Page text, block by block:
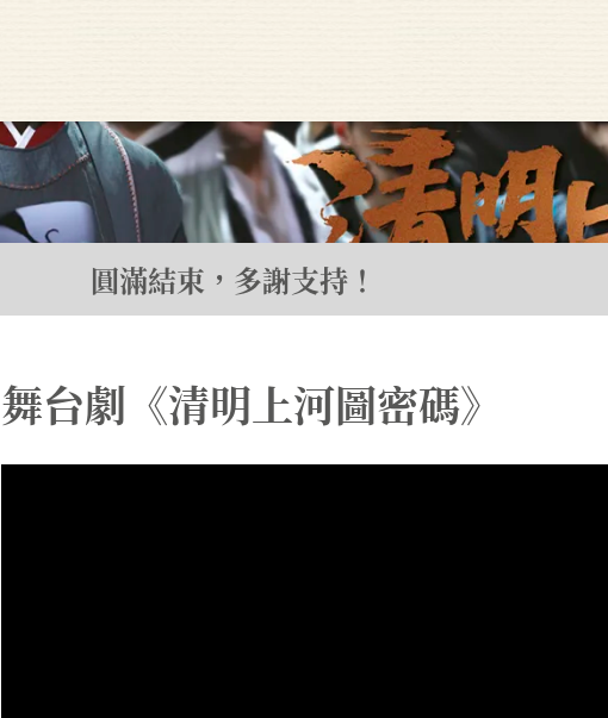
舞台劇《清明上河圖密碼》
圓滿結束，多謝支持！